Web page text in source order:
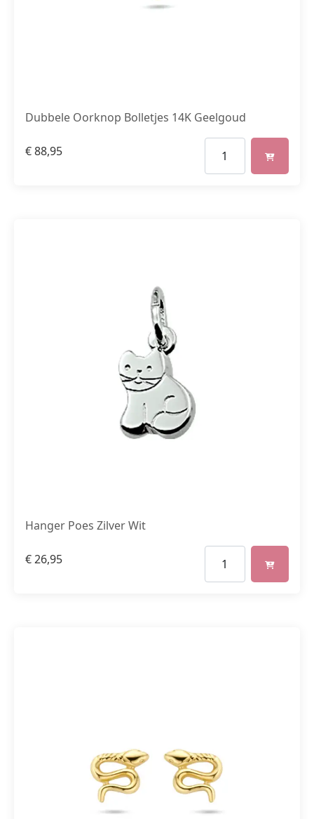
Dubbele Oorknop Bolletjes 14K Geelgoud
€88,95
Hanger Poes Zilver Wit
€26,95